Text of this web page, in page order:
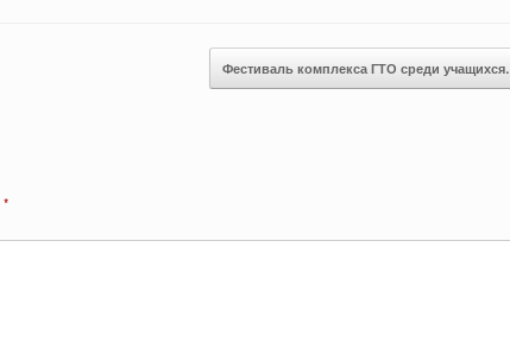
Фестиваль комплекса ГТО среди
*